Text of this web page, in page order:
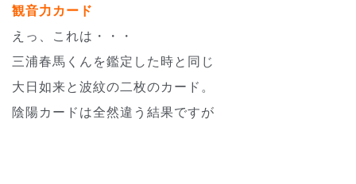
観音力カード
えっ、これは・・・
三浦春馬くんを鑑定した時と同じ
大日如来と波紋の二枚のカード。
陰陽カードは全然違う結果ですが